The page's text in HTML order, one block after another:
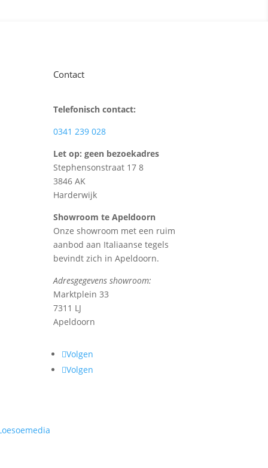
Contact
Telefonisch contact:
0341 239 028
Let op: geen bezoekadres
Stephensonstraat 17 8
3846 AK
Harderwijk
Showroom te Apeldoorn
Onze showroom met een ruim
aanbod aan Italiaanse tegels
bevindt zich in Apeldoorn.
Adresgegevens showroom:
Marktplein 33
7311 LJ
Apeldoorn
Volgen
Volgen